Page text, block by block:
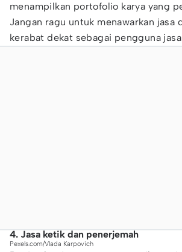
menampilkan portofolio karya yang
Jangan ragu untuk menawarkan jasa
kerabat dekat sebagai pengguna
4. Jasa ketik dan penerjemah
Pexels.com/Vlada Karpovich